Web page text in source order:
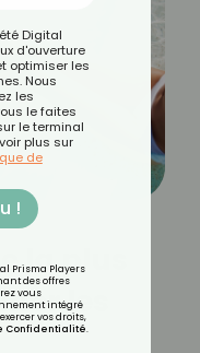
la plus
les
Digital
d'ouverture
optimiser les
Nous
les
le faites
le terminal
plus sur
de
!
Prisma Players
des offres
vous
intégré
vos droits,
Confidentialité.